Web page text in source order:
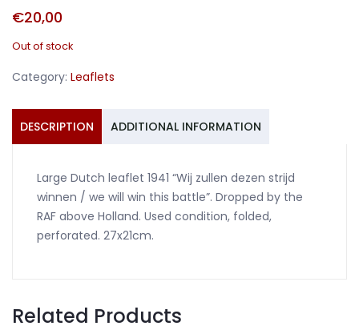
€20,00
Out of stock
Category: Leaflets
DESCRIPTION ADDITIONAL INFORMATION
Large Dutch leaflet 1941 “Wij zullen dezen strijd
winnen / we will win this battle”. Dropped by the
RAF above Holland. Used condition, folded,
perforated. 27x21cm.
Related Products